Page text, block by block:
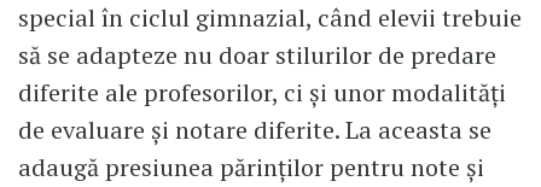
special în ciclul gimnazial, când elevii trebuie
să se adapteze nu doar stilurilor de predare
diferite ale profesorilor, ci și unor modalități
de evaluare și notare diferite. La aceasta se
adaugă presiunea părinților pentru note și